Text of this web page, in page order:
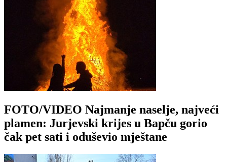
FOTO/VIDEO Najmanje naselje, najveći
plamen: Jurjevski krijes u Bapču gorio
čak pet sati i oduševio mještane